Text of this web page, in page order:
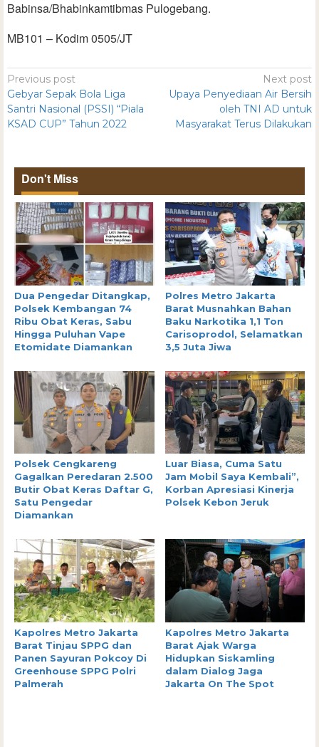
Babinsa/Bhabinkamtibmas Pulogebang.
MB101 – Kodim 0505/JT
Previous post
Gebyar Sepak Bola Liga
Santri Nasional (PSSI) “Piala
KSAD CUP” Tahun 2022
Next post
Upaya Penyediaan Air Bersih
oleh TNI AD untuk
Masyarakat Terus Dilakukan
Don't Miss
Dua Pengedar Ditangkap,
Polsek Kembangan 74
Ribu Obat Keras, Sabu
Hingga Puluhan Vape
Etomidate Diamankan
Polres Metro Jakarta
Barat Musnahkan Bahan
Baku Narkotika 1,1 Ton
Carisoprodol, Selamatkan
3,5 Juta Jiwa
Polsek Cengkareng
Gagalkan Peredaran 2.500
Butir Obat Keras Daftar G,
Satu Pengedar
Diamankan
Luar Biasa, Cuma Satu
Jam Mobil Saya Kembali”,
Korban Apresiasi Kinerja
Polsek Kebon Jeruk
Kapolres Metro Jakarta
Barat Tinjau SPPG dan
Panen Sayuran Pokcoy Di
Greenhouse SPPG Polri
Palmerah
Kapolres Metro Jakarta
Barat Ajak Warga
Hidupkan Siskamling
dalam Dialog Jaga
Jakarta On The Spot